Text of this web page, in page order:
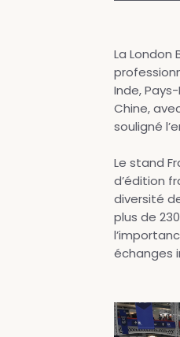
La London
Inde,
Chine,
souligné
Le stand
d’édition
diversité
plus de
échanges